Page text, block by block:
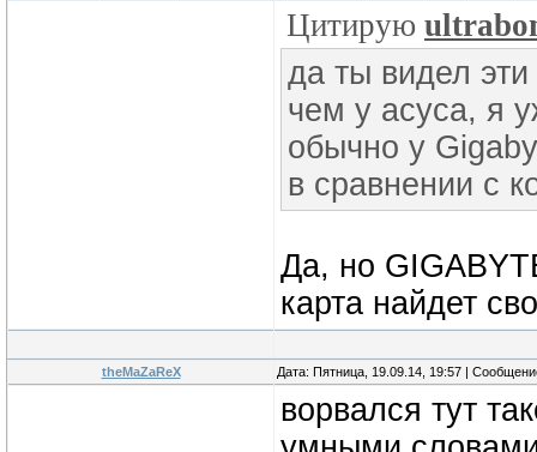
Цитирую
да ты видел
чем у асуса, я
обычно у
в сравнении с
Да, но
карта найдет
theMaZaReX Дата: Пятница, 19.09.14, 19:57 |
ворвался тут